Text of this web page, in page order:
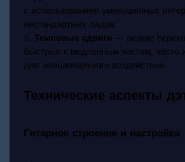
с использованием уменьшённых
нестандартных ладов.
5. Темповые сдвиги — резкие
быстрых к медленным частям, часто
для эмоционального воздействия.
Технические аспекты
Гитарное строение и настройка